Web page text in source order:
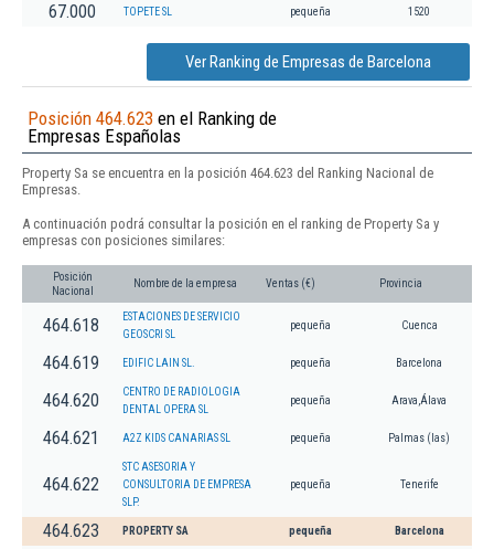
67.000 TOPETE SL pequeña 1520
Ver Ranking de Empresas de Barcelona
Posición 464.623 en el Ranking de
Empresas Españolas
Property Sa se encuentra en la posición 464.623 del Ranking Nacional de
Empresas.
A continuación podrá consultar la posición en el ranking de Property Sa y
empresas con posiciones similares:
Posición
Nacional
Nombre de la empresa Ventas (€) Provincia
464.618
ESTACIONES DE SERVICIO
GEOSCRI SL
pequeña Cuenca
464.619 EDIFIC LAIN SL. pequeña Barcelona
464.620
CENTRO DE RADIOLOGIA
DENTAL OPERA SL
pequeña Arava,Álava
464.621 A2Z KIDS CANARIAS SL pequeña Palmas (las)
464.622
STC ASESORIA Y
CONSULTORIA DE EMPRESA
SLP.
pequeña Tenerife
464.623 PROPERTY SA pequeña Barcelona